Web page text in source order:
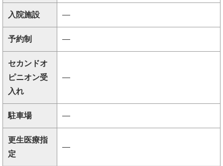
入院施設 ―
予約制 ―
セカンドオ
ピニオン受
入れ
―
駐車場 ―
更生医療指
定
―